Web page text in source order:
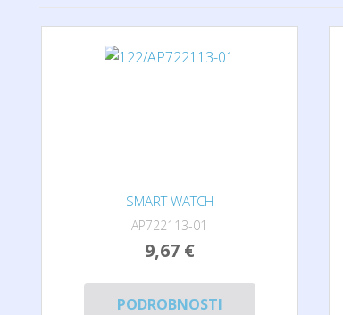
SMART WATCH
AP722113-01
9,67 €
PODROBNOSTI